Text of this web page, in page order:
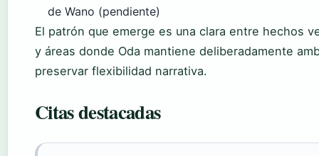
de Wano (pendiente)
El patrón que emerge es una clara entre hechos
y áreas donde Oda mantiene deliberadamente
preservar flexibilidad narrativa.
Citas destacadas